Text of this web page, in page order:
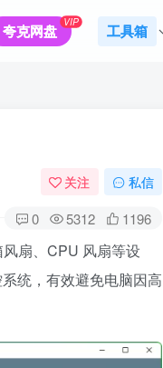
夸克网盘 VIP 工具箱
关注 私信
0 5312 1196
扇、CPU 风扇等设
统，有效避免电脑因高